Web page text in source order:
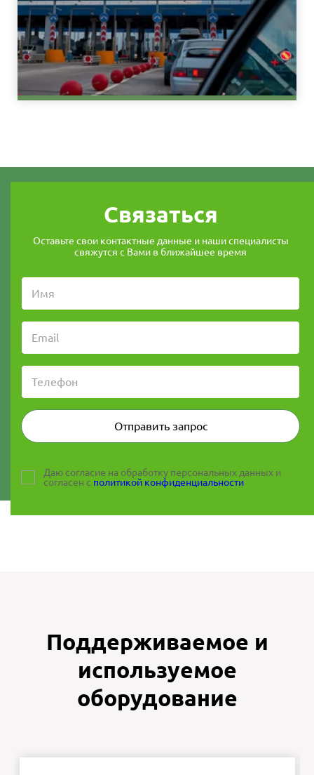
Связаться
Оставьте свои контактные данные и наши специалисты
свяжутся с Вами в ближайшее время
Отправить запрос
Даю согласие на обработку персональных данных и
согласен с политикой конфиденциальности
Поддерживаемое и
используемое
оборудование